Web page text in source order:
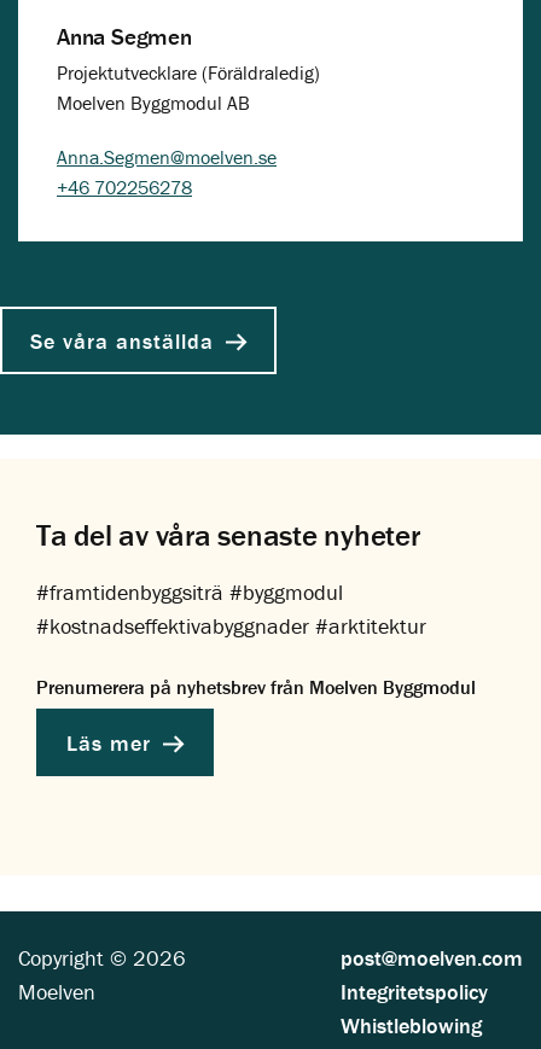
Anna Segmen
Projektutvecklare (Föräldraledig)
Moelven Byggmodul AB
Anna.Segmen@moelven.se
+46 702256278
Se våra anställda
Ta del av våra senaste nyheter
#framtidenbyggsiträ #byggmodul
#kostnadseffektivabyggnader #arktitektur
Prenumerera på nyhetsbrev från Moelven Byggmodul
Läs mer
Copyright © 2026
Moelven
post@moelven.com
Integritetspolicy
Whistleblowing